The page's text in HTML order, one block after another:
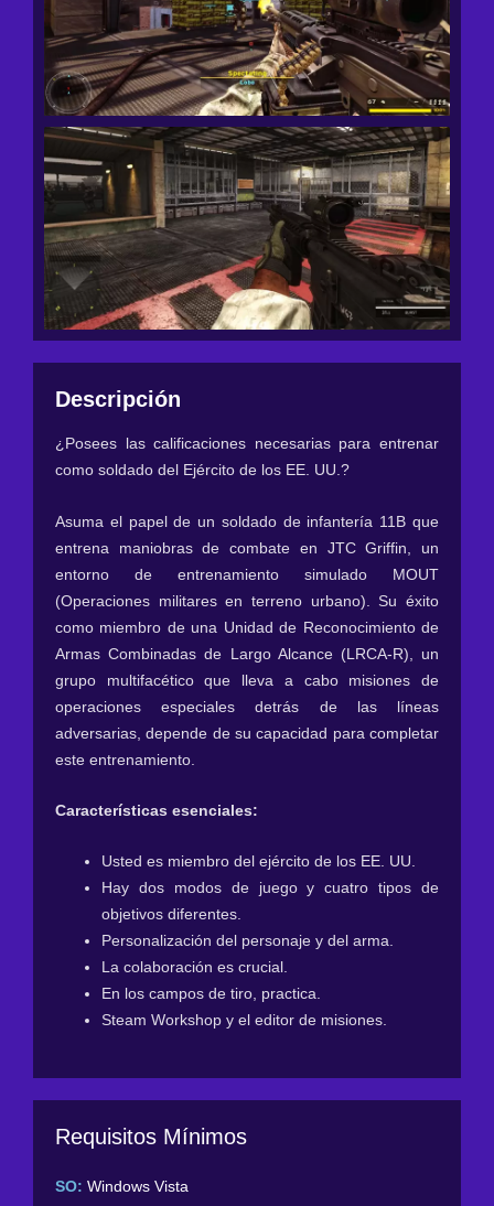
Descripción
¿Posees las calificaciones necesarias para entrenar
como soldado del Ejército de los EE. UU.?
Asuma el papel de un soldado de infantería 11B que
entrena maniobras de combate en JTC Griffin, un
entorno de entrenamiento simulado MOUT
(Operaciones militares en terreno urbano). Su éxito
como miembro de una Unidad de Reconocimiento de
Armas Combinadas de Largo Alcance (LRCA-R), un
grupo multifacético que lleva a cabo misiones de
operaciones especiales detrás de las líneas
adversarias, depende de su capacidad para completar
este entrenamiento.
Características esenciales:
Usted es miembro del ejército de los EE. UU.
Hay dos modos de juego y cuatro tipos de
objetivos diferentes.
Personalización del personaje y del arma.
La colaboración es crucial.
En los campos de tiro, practica.
Steam Workshop y el editor de misiones.
Requisitos Mínimos
SO: Windows Vista